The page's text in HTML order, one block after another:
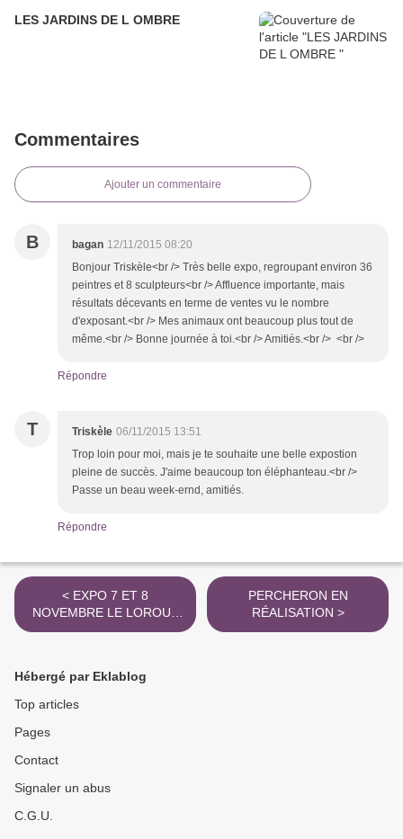
LES JARDINS DE L OMBRE
Commentaires
Ajouter un commentaire
B bagan 12/11/2015 08:20
Bonjour Triskèle<br /> Très belle expo, regroupant environ 36
peintres et 8 sculpteurs<br /> Affluence importante, mais
résultats décevants en terme de ventes vu le nombre
d'exposant.<br /> Mes animaux ont beaucoup plus tout de
même.<br /> Bonne journée à toi.<br /> Amitiés.<br /> <br />
Répondre
T Triskèle 06/11/2015 13:51
Trop loin pour moi, mais je te souhaite une belle expostion
pleine de succès. J'aime beaucoup ton éléphanteau.<br />
Passe un beau week-ernd, amitiés.
Répondre
< EXPO 7 ET 8
NOVEMBRE LE LOROUX
BOTTEREAU
PERCHERON EN
RÉALISATION >
Hébergé par Eklablog
Top articles
Pages
Contact
Signaler un abus
C.G.U.